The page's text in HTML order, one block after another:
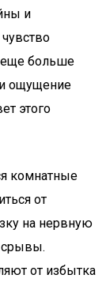
и
еще больше
ощущение
этого
комнатные
от
на нервную
срывы.
от избытка